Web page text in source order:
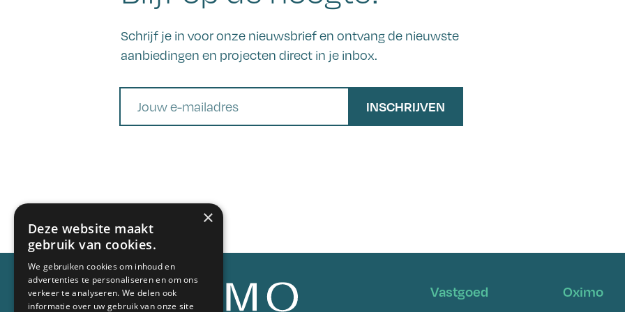
Schrijf je in voor onze nieuwsbrief en ontvang de nieuwste
aanbiedingen en projecten direct in je inbox.
INSCHRIJVEN
Vastgoed Oximo
×
Deze website maakt
gebruik van cookies.
We gebruiken cookies om inhoud en
advertenties te personaliseren en om ons
verkeer te analyseren. We delen ook
informatie over uw gebruik van onze site